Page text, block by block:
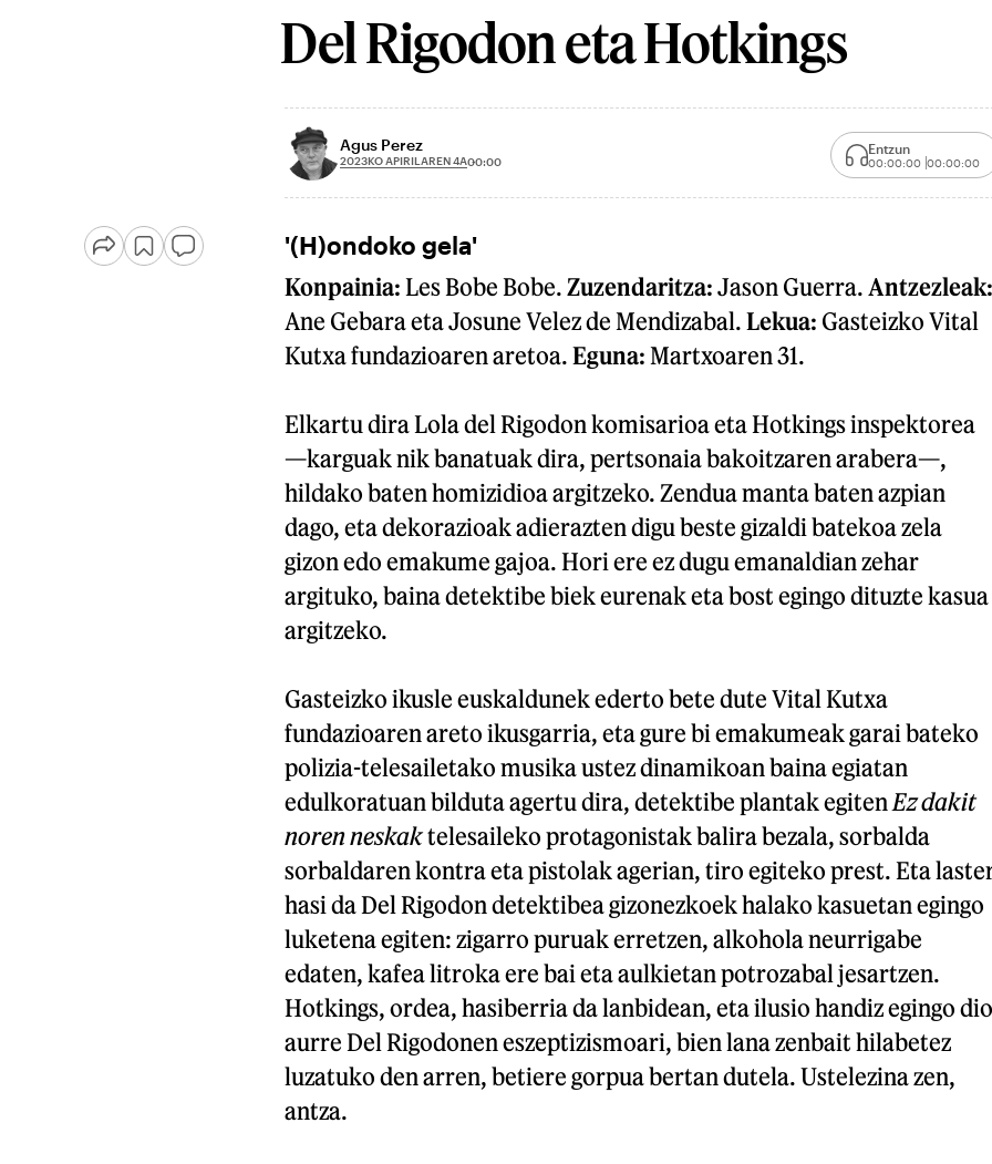
Del Rigodon eta Hotkings
Agus Perez
2023KO APIRILAREN 4A00:00
Entzun
00:00:00 00:00:00
'(H)ondoko gela'
Konpainia: Les Bobe Bobe. Zuzendaritza: Jason Guerra. Antzezleak:
Ane Gebara eta Josune Velez de Mendizabal. Lekua: Gasteizko Vital
Kutxa fundazioaren aretoa. Eguna: Martxoaren 31.
Elkartu dira Lola del Rigodon komisarioa eta Hotkings inspektorea
—karguak nik banatuak dira, pertsonaia bakoitzaren arabera—,
hildako baten homizidioa argitzeko. Zendua manta baten azpian
dago, eta dekorazioak adierazten digu beste gizaldi batekoa zela
gizon edo emakume gajoa. Hori ere ez dugu emanaldian zehar
argituko, baina detektibe biek eurenak eta bost egingo dituzte kasua
argitzeko.
Gasteizko ikusle euskaldunek ederto bete dute Vital Kutxa
fundazioaren areto ikusgarria, eta gure bi emakumeak garai bateko
polizia-telesailetako musika ustez dinamikoan baina egiatan
edulkoratuan bilduta agertu dira, detektibe plantak egiten Ez dakit
noren neskaktelesaileko protagonistak balira bezala, sorbalda
sorbaldaren kontra eta pistolak agerian, tiro egiteko prest. Eta
hasi da Del Rigodon detektibea gizonezkoek halako kasuetan egingo
luketena egiten: zigarro puruak erretzen, alkohola neurrigabe
edaten, kafea litroka ere bai eta aulkietan potrozabal jesartzen.
Hotkings, ordea, hasiberria da lanbidean, eta ilusio handiz egingo dio
aurre Del Rigodonen eszeptizismoari, bien lana zenbait hilabetez
luzatuko den arren, betiere gorpua bertan dutela. Ustelezina zen,
antza.